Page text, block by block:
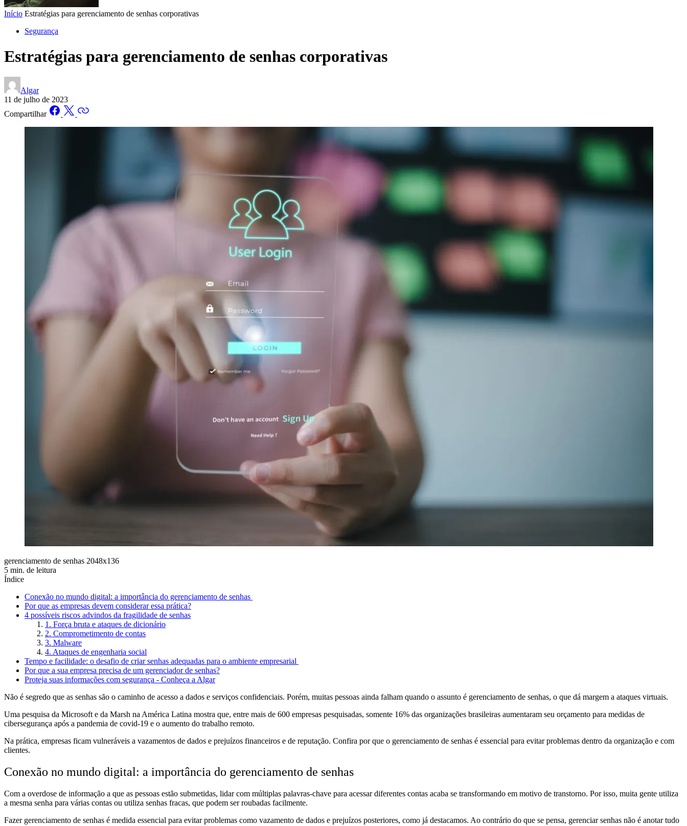
Início Estratégias para gerenciamento de senhas corporativas
Segurança
Estratégias para gerenciamento de senhas corporativas
Algar
11 de julho de 2023
Compartilhar
gerenciamento de senhas 2048x136
5 min. de leitura
Índice
Conexão no mundo digital: a importância do gerenciamento de senhas
Por que as empresas devem considerar essa prática?
4 possíveis riscos advindos da fragilidade de senhas
1. Força bruta e ataques de dicionário
2. Comprometimento de contas
3. Malware
4. Ataques de engenharia social
Tempo e facilidade: o desafio de criar senhas adequadas para o ambiente empresarial
Por que a sua empresa precisa de um gerenciador de senhas?
Proteja suas informações com segurança - Conheça a Algar
Não é segredo que as senhas são o caminho de acesso a dados e serviços confidenciais. Porém, muitas pessoas ainda falham quando o assunto é gerenciamento de senhas, o que dá margem a ataques virtuais.
Uma pesquisa da Microsoft e da Marsh na América Latina mostra que, entre mais de 600 empresas pesquisadas, somente 16% das organizações brasileiras aumentaram seu orçamento para medidas de
cibersegurança após a pandemia de covid-19 e o aumento do trabalho remoto.
Na prática, empresas ficam vulneráveis a vazamentos de dados e prejuízos financeiros e de reputação. Confira por que o gerenciamento de senhas é essencial para evitar problemas dentro da organização e com
clientes.
Conexão no mundo digital: a importância do gerenciamento de senhas
Com a overdose de informação a que as pessoas estão submetidas, lidar com múltiplas palavras-chave para acessar diferentes contas acaba se transformando em motivo de transtorno. Por isso, muita gente utiliza
a mesma senha para várias contas ou utiliza senhas fracas, que podem ser roubadas facilmente.
Fazer gerenciamento de senhas é medida essencial para evitar problemas como vazamento de dados e prejuízos posteriores, como já destacamos. Ao contrário do que se pensa, gerenciar senhas não é anotar tudo